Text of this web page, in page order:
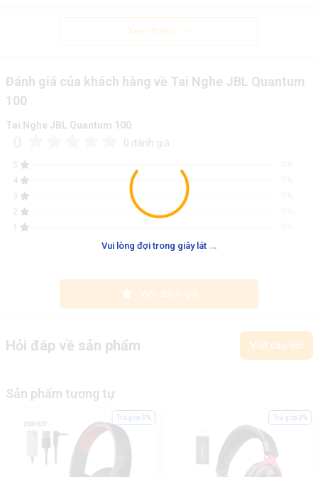
Vui lòng đợi trong giây lát ...
Xem thêm
Đánh giá của khách hàng về Tai Nghe JBL Quantum
100
Tai Nghe JBL Quantum 100
0 0 đánh giá
5
0%
4
0%
3
0%
2
0%
1
0%
Viết đánh giá
Hỏi đáp về sản phẩm Viết câu hỏi
Sản phẩm tương tự
Trả góp 0% Trả góp 0%